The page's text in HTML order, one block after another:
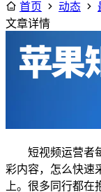
首页
动态
文章详情
短视频运营者
彩内容，怎么快速
上。很多同行都